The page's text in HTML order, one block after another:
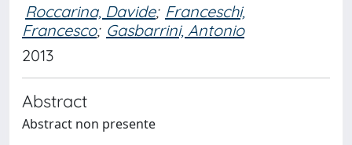
Roccarina, Davide; Franceschi,
Francesco; Gasbarrini, Antonio
2013
Abstract
Abstract non presente